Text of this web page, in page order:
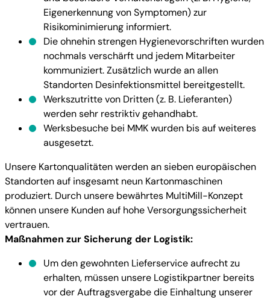
Eigenerkennung von Symptomen) zur
Risikominimierung informiert.
Die ohnehin strengen Hygienevorschriften wurden
nochmals verschärft und jedem Mitarbeiter
kommuniziert. Zusätzlich wurde an allen
Standorten Desinfektionsmittel bereitgestellt.
Werkszutritte von Dritten (z. B. Lieferanten)
werden sehr restriktiv gehandhabt.
Werksbesuche bei MMK wurden bis auf weiteres
ausgesetzt.
Unsere Kartonqualitäten werden an sieben europäischen
Standorten auf insgesamt neun Kartonmaschinen
produziert. Durch unsere bewährtes MultiMill-Konzept
können unsere Kunden auf hohe Versorgungssicherheit
vertrauen.
Maßnahmen zur Sicherung der Logistik:
Um den gewohnten Lieferservice aufrecht zu
erhalten, müssen unsere Logistikpartner bereits
vor der Auftragsvergabe die Einhaltung unserer